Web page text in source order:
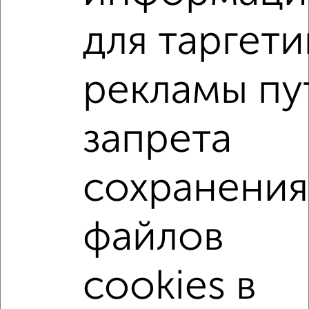
2-к квартира, вторичка, 44м², 2/4 этаж
111 900₽за м²
Орджоникидзевский район, ЖК Е, Блюхера 34
Агентство, 06.08.2026
Поиск по схожим параметрам:
на улице Российская не первый этаж
не последний этаж
с центральным отоплением Вторичное жилье
для
рекламы
запрета
сохранения
файлов
cookies в